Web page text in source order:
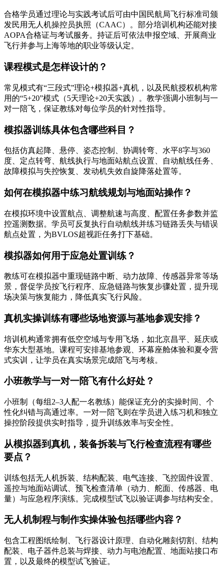
合格学员通过理论与实践考试后可由中国民航局飞行标准司颁
发民用无人机操控员执照（CAAC）。部分培训机构还能对接
AOPA合格证与考试服务。持证后可依法申报空域、开展商业
飞行并参与上海等地的职业等级认定。
课程模式是怎样设计的？
常见模式有“三段式”理论+模拟器+真机，以及民航授权机构常
用的“5+20”模式（5天理论+20天实践）。教学强调小班制与一
对一陪飞，保证教练对每位学员的针对性指导。
模拟器训练具体包含哪些科目？
包括仿真起降、悬停、姿态控制、协调转弯、水平8字与360
度、定点转弯、航线执行与地面站航点设置、自动航线任务、
故障模拟与失控恢复、发动机失效自旋降落处置等。
如何在模拟器中练习航线规划与地面站操作？
在模拟环境中设置航点、调整航速与高度、配置任务参数并监
控遥测数据。学员可反复执行自动航线并练习链路丢失与错误
航点处置，为BVLOS超视距任务打下基础。
模拟器如何用于应急处置训练？
教练可在模拟器中重现链路中断、动力故障、传感器异常等场
景，督促学员按飞行程序、应急链路与恢复步骤处置，提升现
场决策与恢复能力，降低真实飞行风险。
真机实操训练有哪些场地资源与基地参观安排？
培训机构通常拥有低空空域与专用飞场，如北京昌平、延庆或
华东大型基地。课程可安排基地参观、环幕座舱体验和夏令营
式实训，让学员在真实场景完成陪飞与考核。
小班教学与一对一陪飞有什么好处？
小班制（每组2–3人配一名教练）能保证充分的实操时间、个
性化纠错与高通过率。一对一陪飞则在学员进入练习机和独立
操控阶段提供实时指导，提升训练效率与安全性。
从模拟器到真机，装备拆装与飞行检查流程有哪些
要点？
训练包括无人机拆装、结构配装、电气连接、飞控固件设置、
遥控与地面站调试、预飞检查清单（动力、舵面、传感器、电
量）与应急程序演练。完成模型试飞以验证调参与结构安全。
无人机制程与制作实操体验包括哪些内容？
包含工程图纸绘制、飞行器设计原理、自动化雕刻切割、结构
配装、电子器件总装与焊接、动力与电池配置、地面站接口布
置，以及最终的模型试飞验证。